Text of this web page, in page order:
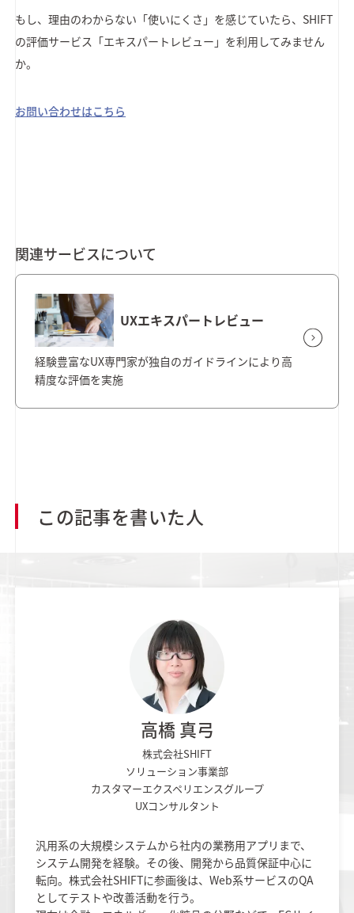
もし、理由のわからない「使いにくさ」を感じていたら、SHIFT
の評価サービス「エキスパートレビュー」を利用してみません
か。
お問い合わせはこちら
関連サービスについて
UXエキスパートレビュー
経験豊富なUX専門家が独自のガイドラインにより高
精度な評価を実施
この記事を書いた人
株式会社SHIFT
ソリューション事業部
カスタマーエクスペリエンスグループ
UXコンサルタント
高橋 真弓
汎用系の大規模システムから社内の業務用アプリまで、
システム開発を経験。その後、開発から品質保証中心に
転向。株式会社SHIFTに参画後は、Web系サービスのQA
としてテストや改善活動を行う。